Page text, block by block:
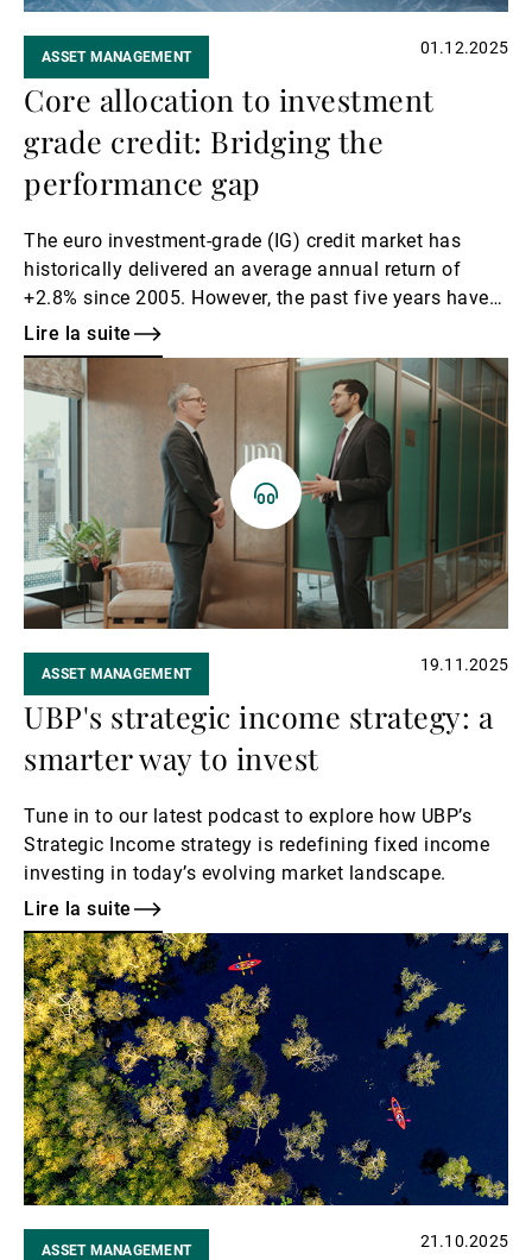
ASSET MANAGEMENT 01.12.2025
Core allocation to investment
grade credit: Bridging the
performance gap
The euro investment-grade (IG) credit market has
historically delivered an average annual return of
+2.8% since 2005. However, the past five years have
proven particularly challenging, with returns
stagnating at around 0.0%. This period was marked
by a sharp 15% drawdown in 2022, driven by the
energy crisis and surging inflation.
Lire la suite
Lire
la
suite
ASSET MANAGEMENT 19.11.2025
UBP's strategic income strategy: a
smarter way to invest
Tune in to our latest podcast to explore how UBP’s
Strategic Income strategy is redefining fixed income
investing in today’s evolving market landscape.
Lire la suite
Lire
la
suite
ASSET MANAGEMENT 21.10.2025